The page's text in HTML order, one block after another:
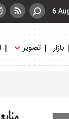
6
بازار تصویر